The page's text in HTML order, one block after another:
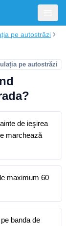
pe autostrăzi
pe autostrăzi
de ieşirea
marchează
maximum 60
banda de